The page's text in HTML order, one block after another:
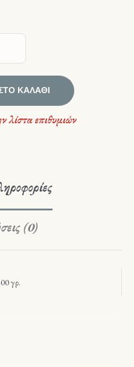
ΚΑΛΆΘΙ
λίστα επιθυμιών
(0)
γρ.